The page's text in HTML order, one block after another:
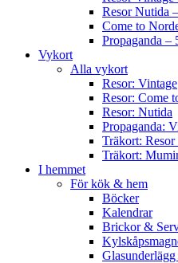
Resor Nutida
Come to
Propaganda –
Vykort
Alla vykort
Resor: Vintage
Resor: Come
Resor: Nutida
Propaganda:
Träkort: Resor
Träkort:
I hemmet
För kök & hem
Böcker
Kalendrar
Brickor &